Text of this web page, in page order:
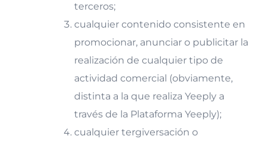
terceros;
cualquier contenido consistente en
promocionar, anunciar o publicitar la
realización de cualquier tipo de
actividad comercial (obviamente,
distinta a la que realiza Yeeply a
través de la Plataforma Yeeply);
cualquier tergiversación o